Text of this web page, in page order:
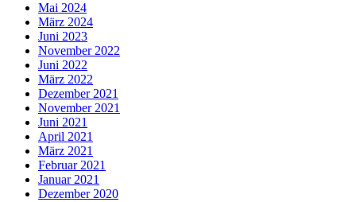
Mai 2024
März 2024
Juni 2023
November 2022
Juni 2022
März 2022
Dezember 2021
November 2021
Juni 2021
April 2021
März 2021
Februar 2021
Januar 2021
Dezember 2020